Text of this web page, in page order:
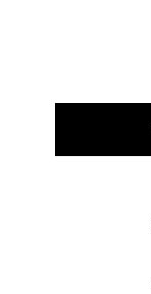
ツ
ス